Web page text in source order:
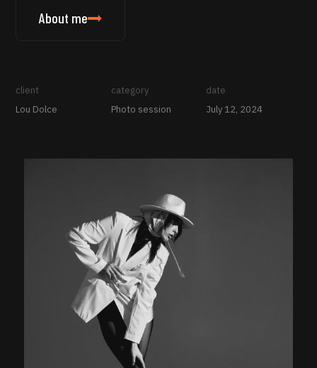
About me
client
Lou Dolce
category
Photo session
date
July 12, 2024